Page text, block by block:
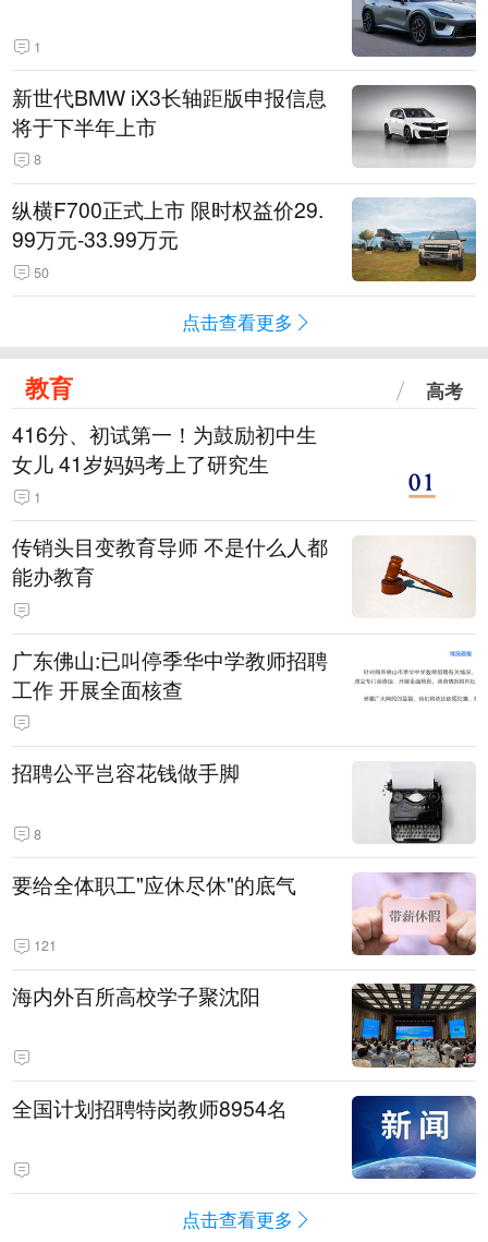
1
新世代BMW iX3长轴距版申报信息
将于下半年上市
8
纵横F700正式上市 限时权益价29.
99万元-33.99万元
50
点击查看更多
教育 高考
416分、初试第一！为鼓励初中生
女儿 41岁妈妈考上了研究生
1
传销头目变教育导师 不是什么人都
能办教育
广东佛山:已叫停季华中学教师招聘
工作 开展全面核查
招聘公平岂容花钱做手脚
8
要给全体职工"应休尽休"的底气
121
海内外百所高校学子聚沈阳
全国计划招聘特岗教师8954名
点击查看更多